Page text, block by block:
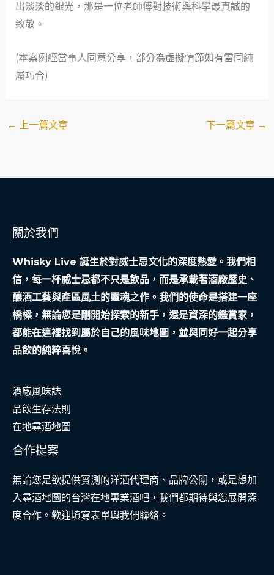
出淡淡的銀光，那是一位老師傅對技術與科學最真誠的
致敬。
(本案例經當事人同意分享，部分為虛擬情節如有雷同純
屬巧合)
← 上一篇文章 下一篇文章 →
關於我們
Whisky Live 誕生於對威士忌文化的深度熱愛。我們相
信，每一杯威士忌都不只是飲品，而是承載著酒廠歷史、
釀酒工藝與產區風土的靈魂之作。我們的使命是搭建一座
橋樑，無論您是剛開始探索的新手，還是資深的鑑賞家，
都能在這裡找到屬於自己的風味地圖，並與同好一起分享
品飲的純粹喜悅。
酒廠風味誌
品飲生存法則
在地尋酒地圖
合作提案
無論您是欲提供實測的洋酒代理商、品牌公關，或是想加
入尋酒地圖的台灣在地專業酒吧，我們都期待與您展開深
度合作。歡迎填寫表單與我們聯絡。